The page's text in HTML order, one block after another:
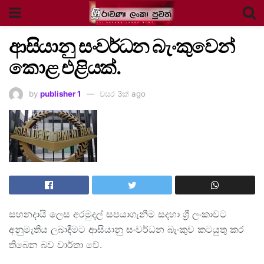
ආසියානු සංවර්ධන බැංකුවෙන්
කොළ එළියක්.
by publisher 1 වසර 3ක් ago
සහනදායි ලෙස අරමුදල් සපයාගැනීම සදහා ශ්‍රී ලංකාවට
අනුමැතිය ලබාදීමට ආසියානු සංවර්ධන බැංකුව කටයුතු කර
තිබෙන බව වාර්තා වේ.